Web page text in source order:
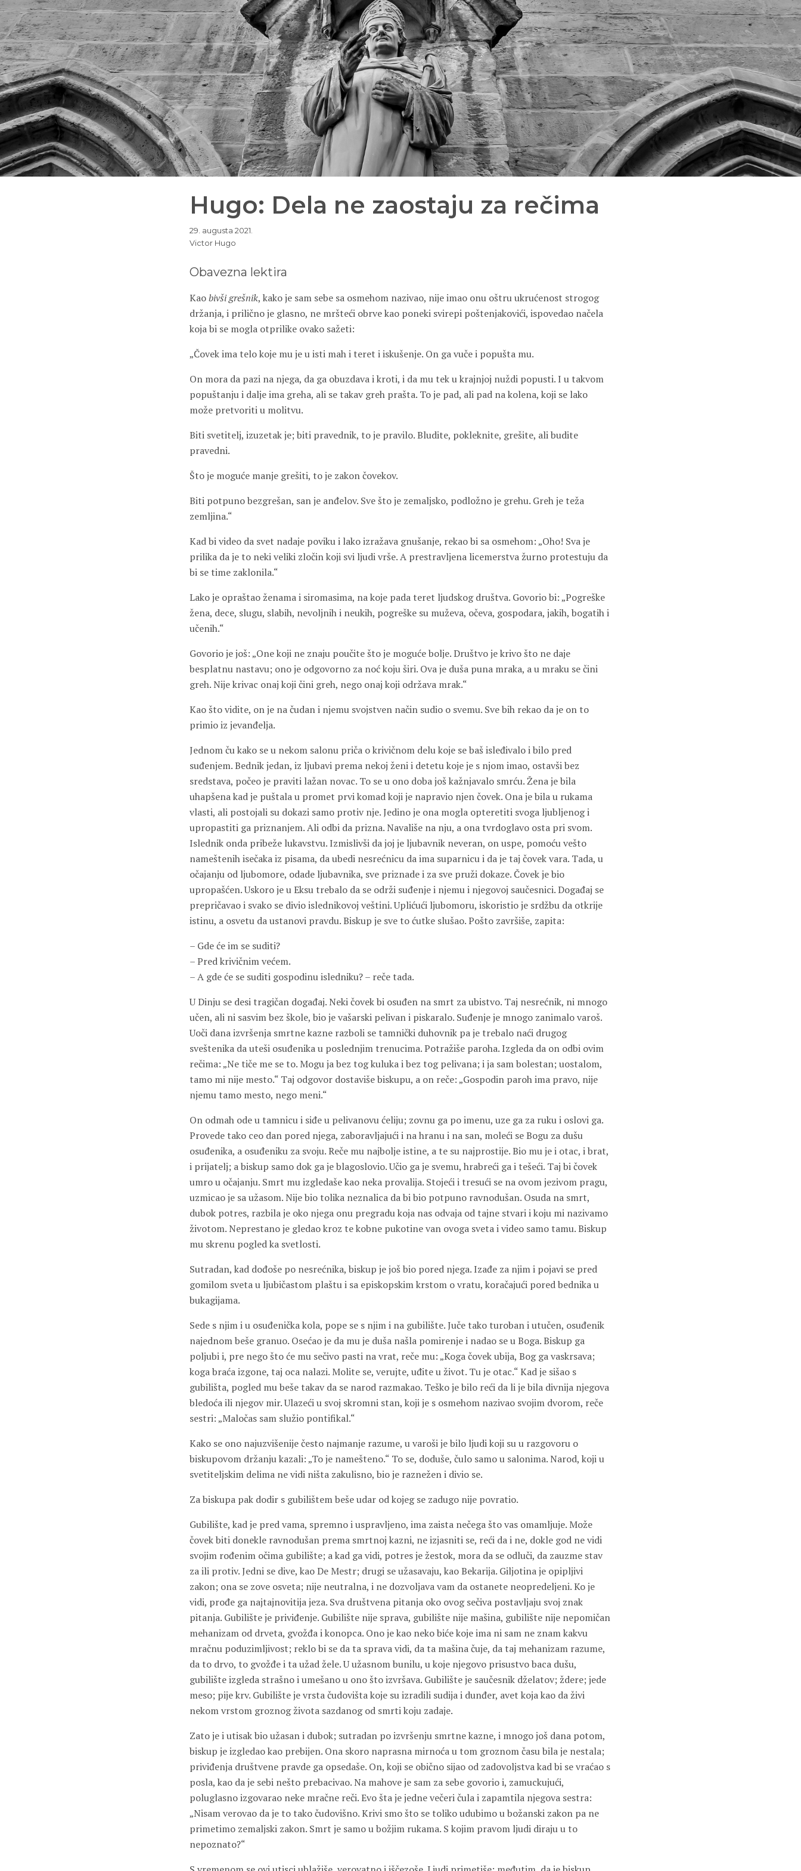
Hugo: Dela ne zaostaju za rečima
29. augusta 2021.
Victor Hugo
Obavezna lektira
Kaobivši grešnik, kako je sam sebe sa osmehom nazivao, nije imao onu oštru ukrućenost strogog
držanja, i prilično je glasno, ne mršteći obrve kao poneki svirepi poštenjakovići, ispovedao načela
koja bi se mogla otprilike ovako sažeti:
„Čovek ima telo koje mu je u isti mah i teret i iskušenje. On ga vuče i popušta mu.
On mora da pazi na njega, da ga obuzdava i kroti, i da mu tek u krajnjoj nuždi popusti. I u takvom
popuštanju i dalje ima greha, ali se takav greh prašta. To je pad, ali pad na kolena, koji se lako
može pretvoriti u molitvu.
Biti svetitelj, izuzetak je; biti pravednik, to je pravilo. Bludite, pokleknite, grešite, ali budite
pravedni.
Što je moguće manje grešiti, to je zakon čovekov.
Biti potpuno bezgrešan, san je anđelov. Sve što je zemaljsko, podložno je grehu. Greh je teža
zemljina.“
Kad bi video da svet nadaje poviku i lako izražava gnušanje, rekao bi sa osmehom: „Oho! Sva je
prilika da je to neki veliki zločin koji svi ljudi vrše. A prestravljena licemerstva žurno protestuju da
bi se time zaklonila.“
Lako je opraštao ženama i siromasima, na koje pada teret ljudskog društva. Govorio bi: „Pogreške
žena, dece, slugu, slabih, nevoljnih i neukih, pogreške su muževa, očeva, gospodara, jakih, bogatih i
učenih.“
Govorio je još: „One koji ne znaju poučite što je moguće bolje. Društvo je krivo što ne daje
besplatnu nastavu; ono je odgovorno za noć koju širi. Ova je duša puna mraka, a u mraku se čini
greh. Nije krivac onaj koji čini greh, nego onaj koji održava mrak.“
Kao što vidite, on je na čudan i njemu svojstven način sudio o svemu. Sve bih rekao da je on to
primio iz jevanđelja.
Jednom ču kako se u nekom salonu priča o krivičnom delu koje se baš isleđivalo i bilo pred
suđenjem. Bednik jedan, iz ljubavi prema nekoj ženi i detetu koje je s njom imao, ostavši bez
sredstava, počeo je praviti lažan novac. To se u ono doba još kažnjavalo smrću. Žena je bila
uhapšena kad je puštala u promet prvi komad koji je napravio njen čovek. Ona je bila u rukama
vlasti, ali postojali su dokazi samo protiv nje. Jedino je ona mogla opteretiti svoga ljubljenog i
upropastiti ga priznanjem. Ali odbi da prizna. Navališe na nju, a ona tvrdoglavo osta pri svom.
Islednik onda pribeže lukavstvu. Izmislivši da joj je ljubavnik neveran, on uspe, pomoću vešto
nameštenih isečaka iz pisama, da ubedi nesrećnicu da ima suparnicu i da je taj čovek vara. Tada, u
očajanju od ljubomore, odade ljubavnika, sve priznade i za sve pruži dokaze. Čovek je bio
upropašćen. Uskoro je u Eksu trebalo da se održi suđenje i njemu i njegovoj saučesnici. Događaj se
prepričavao i svako se divio islednikovoj veštini. Uplićući ljubomoru, iskoristio je srdžbu da otkrije
istinu, a osvetu da ustanovi pravdu. Biskup je sve to ćutke slušao. Pošto završiše, zapita:
– Gde će im se suditi?
– Pred krivičnim većem.
– A gde će se suditi gospodinu isledniku? – reče tada.
U Dinju se desi tragičan događaj. Neki čovek bi osuđen na smrt za ubistvo. Taj nesrećnik, ni mnogo
učen, ali ni sasvim bez škole, bio je vašarski pelivan i piskaralo. Suđenje je mnogo zanimalo varoš.
Uoči dana izvršenja smrtne kazne razboli se tamnički duhovnik pa je trebalo naći drugog
sveštenika da uteši osuđenika u poslednjim trenucima. Potražiše paroha. Izgleda da on odbi ovim
rečima: „Ne tiče me se to. Mogu ja bez tog kuluka i bez tog pelivana; i ja sam bolestan; uostalom,
tamo mi nije mesto.“ Taj odgovor dostaviše biskupu, a on reče: „Gospodin paroh ima pravo, nije
njemu tamo mesto, nego meni.“
On odmah ode u tamnicu i siđe u pelivanovu ćeliju; zovnu ga po imenu, uze ga za ruku i oslovi ga.
Provede tako ceo dan pored njega, zaboravljajući i na hranu i na san, moleći se Bogu za dušu
osuđenika, a osuđeniku za svoju. Reče mu najbolje istine, a te su najprostije. Bio mu je i otac, i brat,
i prijatelj; a biskup samo dok ga je blagoslovio. Učio ga je svemu, hrabreći ga i tešeći. Taj bi čovek
umro u očajanju. Smrt mu izgledaše kao neka provalija. Stojeći i tresući se na ovom jezivom pragu,
uzmicao je sa užasom. Nije bio tolika neznalica da bi bio potpuno ravnodušan. Osuda na smrt,
dubok potres, razbila je oko njega onu pregradu koja nas odvaja od tajne stvari i koju mi nazivamo
životom. Neprestano je gledao kroz te kobne pukotine van ovoga sveta i video samo tamu. Biskup
mu skrenu pogled ka svetlosti.
Sutradan, kad dođoše po nesrećnika, biskup je još bio pored njega. Izađe za njim i pojavi se pred
gomilom sveta u ljubičastom plaštu i sa episkopskim krstom o vratu, koračajući pored bednika u
bukagijama.
Sede s njim i u osuđenička kola, pope se s njim i na gubilište. Juče tako turoban i utučen, osuđenik
najednom beše granuo. Osećao je da mu je duša našla pomirenje i nadao se u Boga. Biskup ga
poljubi i, pre nego što će mu sečivo pasti na vrat, reče mu: „Koga čovek ubija, Bog ga vaskrsava;
koga braća izgone, taj oca nalazi. Molite se, verujte, uđite u život. Tu je otac.“ Kad je sišao s
gubilišta, pogled mu beše takav da se narod razmakao. Teško je bilo reći da li je bila divnija njegova
bledoća ili njegov mir. Ulazeći u svoj skromni stan, koji je s osmehom nazivao svojim dvorom, reče
sestri: „Maločas sam služio pontifikal.“
Kako se ono najuzvišenije često najmanje razume, u varoši je bilo ljudi koji su u razgovoru o
biskupovom držanju kazali: „To je namešteno.“ To se, doduše, čulo samo u salonima. Narod, koji u
svetiteljskim delima ne vidi ništa zakulisno, bio je raznežen i divio se.
Za biskupa pak dodir s gubilištem beše udar od kojeg se zadugo nije povratio.
Gubilište, kad je pred vama, spremno i uspravljeno, ima zaista nečega što vas omamljuje. Može
čovek biti donekle ravnodušan prema smrtnoj kazni, ne izjasniti se, reći da i ne, dokle god ne vidi
svojim rođenim očima gubilište; a kad ga vidi, potres je žestok, mora da se odluči, da zauzme stav
za ili protiv. Jedni se dive, kao De Mestr; drugi se užasavaju, kao Bekarija. Giljotina je opipljivi
zakon; ona se zove osveta; nije neutralna, i ne dozvoljava vam da ostanete neopredeljeni. Ko je
vidi, prođe ga najtajnovitija jeza. Sva društvena pitanja oko ovog sečiva postavljaju svoj znak
pitanja. Gubilište je priviđenje. Gubilište nije sprava, gubilište nije mašina, gubilište nije nepomičan
mehanizam od drveta, gvožđa i konopca. Ono je kao neko biće koje ima ni sam ne znam kakvu
mračnu poduzimljivost; reklo bi se da ta sprava vidi, da ta mašina čuje, da taj mehanizam razume,
da to drvo, to gvožđe i ta užad žele. U užasnom bunilu, u koje njegovo prisustvo baca dušu,
gubilište izgleda strašno i umešano u ono što izvršava. Gubilište je saučesnik dželatov; ždere; jede
meso; pije krv. Gubilište je vrsta čudovišta koje su izradili sudija i dunđer, avet koja kao da živi
nekom vrstom groznog života sazdanog od smrti koju zadaje.
Zato je i utisak bio užasan i dubok; sutradan po izvršenju smrtne kazne, i mnogo još dana potom,
biskup je izgledao kao prebijen. Ona skoro naprasna mirnoća u tom groznom času bila je nestala;
priviđenja društvene pravde ga opsedaše. On, koji se obično sijao od zadovoljstva kad bi se vraćao s
posla, kao da je sebi nešto prebacivao. Na mahove je sam za sebe govorio i, zamuckujući,
poluglasno izgovarao neke mračne reči. Evo šta je jedne večeri čula i zapamtila njegova sestra:
„Nisam verovao da je to tako čudovišno. Krivi smo što se toliko udubimo u božanski zakon pa ne
primetimo zemaljski zakon. Smrt je samo u božjim rukama. S kojim pravom ljudi diraju u to
nepoznato?“